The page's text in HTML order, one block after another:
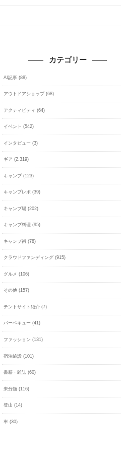
カテゴリー
AI記事 (88)
アウトドアショップ (68)
アクティビティ (64)
イベント (542)
インタビュー (3)
ギア (2,319)
キャンプ (123)
キャンプレポ (39)
キャンプ場 (202)
キャンプ料理 (95)
キャンプ術 (78)
クラウドファンディング (915)
グルメ (106)
その他 (157)
テントサイト紹介 (7)
バーベキュー (41)
ファッション (131)
宿泊施設 (101)
書籍・雑誌 (60)
未分類 (116)
登山 (14)
車 (30)